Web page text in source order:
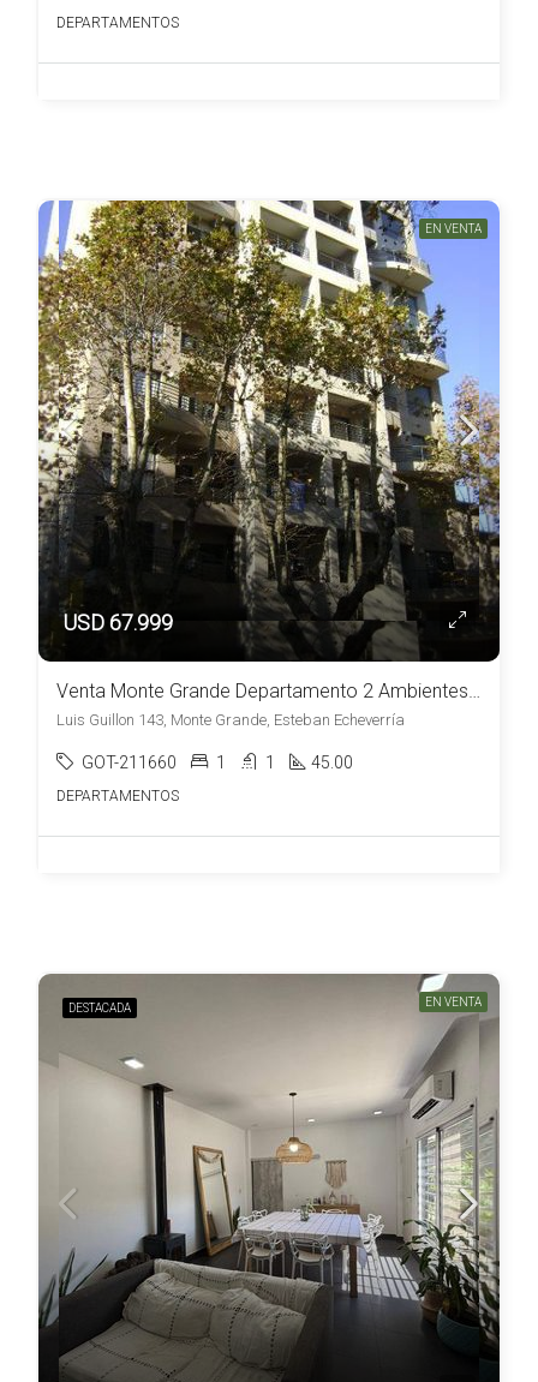
DEPARTAMENTOS
EN VENTA
USD 67.999
Venta Monte Grande Departamento 2 Ambientes a mts de la Estacion APTO CREDITO
Luis Guillon 143, Monte Grande, Esteban Echeverría
GOT-211660 1 1 45.00
DEPARTAMENTOS
DESTACADA EN VENTA